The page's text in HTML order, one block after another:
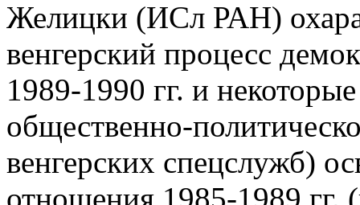
Желицки (ИСл РАН)
венгерский процесс
1989-1990 гг. и
общественно-
венгерских спецслужб)
отношения 1985-1989 гг.